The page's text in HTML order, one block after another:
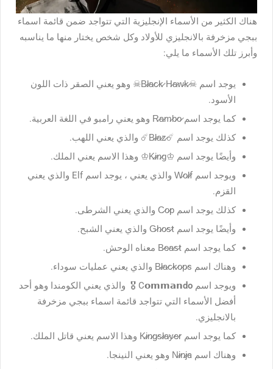
هناك الكثير من الأسماء الإنجليزية التي تتواجد ضمن قائمة اسماء
ببجي مزخرفة بالانجليزي للأولاد وكل شخص يختار منها ما يناسبه
وأبرز تلك الأسماء ما يلي:
يوجد اسم ☠︎︎B̷l̷a̷c̷k̷ H̷a̷w̷k̷☠︎︎ وهو يعني الصقر ذات اللون
الأسود.
كما يوجد اسم R̷a̷m̷b̷o̷ وهو يعني رامبو في اللغة العربية.
كذلك يوجد اسم ☄️B̷l̷a̷z̷☄️ والذي يعني اللهب.
وأيضًا يوجد اسم ♔K̷i̷n̷g♔ وهذا الاسم يعني الملك.
ويوجد اسم W̷o̷l̷f والذي يعني ، يوجد اسم Elf والذي يعني
القزم.
كذلك يوجد اسم C̷o̷p والذي يعني الشرطى.
وأيضًا يوجد اسم G̷h̷o̷s̷t والذي يعني الشبح.
كما يوجد اسم B̷e̷a̷s̷t معناه الوحش.
وهناك اسم B̷l̷a̷c̷k̷o̷p̷s والذي يعني عمليات سوداء.
ويوجد اسم C𝗼𝗺𝗺𝗮𝗻 do
🎖️ والذي يعني الكومندا وهو أحد
أفضل الأسماء التي تتواجد قائمة اسماء ببجي مزخرفة
بالانجليزي.
كما يوجد اسم K̷i̷n̷g̷s̷l̷a̷y̷e̷r وهذا الاسم يعني قاتل الملك.
وهناك اسم ️N̷i̷n̷j̷a️ وهو يعني النينجا.